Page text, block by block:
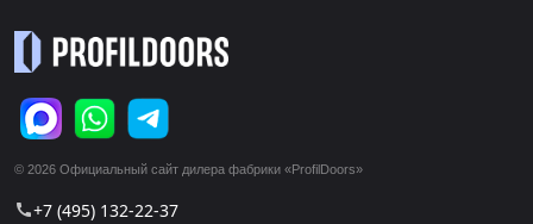
© 2026 Официальный сайт дилера фабрики «ProfilDoors»
call+7 (495) 132-22-37